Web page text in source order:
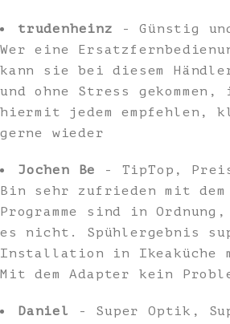
trudenheinz
- Günstig
Wer eine
kann sie bei diesem
und ohne Stress
hiermit jedem empfehlen,
gerne wieder
Jochen Be
- TipTop,
Bin sehr zufrieden mit dem
Programme sind in
es nicht. Spühlergebnis
Installation in Ikeaküche
Mit dem Adapter kein
Daniel
- Super Optik,